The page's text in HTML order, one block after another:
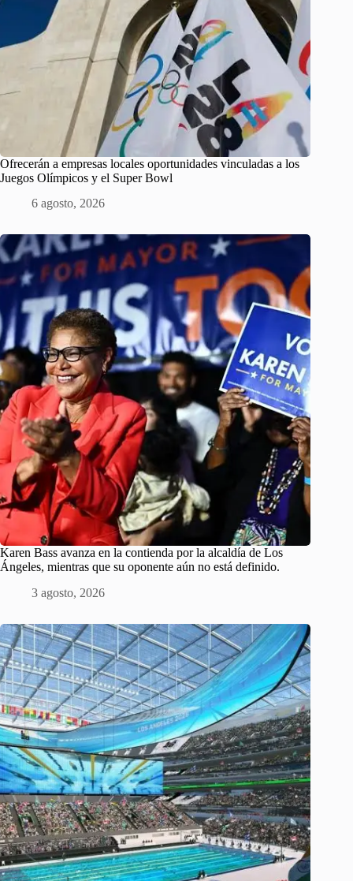
Ofrecerán a empresas locales oportunidades vinculadas a los
Juegos Olímpicos y el Super Bowl
6 agosto, 2026
Karen Bass avanza en la contienda por la alcaldía de Los
Ángeles, mientras que su oponente aún no está definido.
3 agosto, 2026